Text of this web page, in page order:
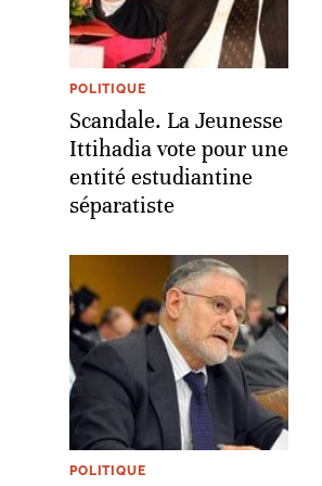
POLITIQUE
Scandale. La Jeunesse
Ittihadia vote pour une
entité estudiantine
séparatiste
POLITIQUE